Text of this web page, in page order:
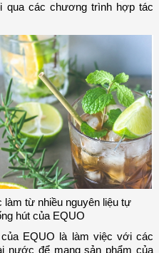
qua các chương trình hợp tác
từ nhiều nguyên liệu tự
hút của EQUO
EQUO là làm việc với các
nước để mang sản phẩm của